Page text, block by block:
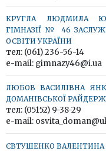
КРУГЛА ЛЮДМИЛА
ГІМНАЗІЇ № 46
ОСВІТИ УКРАЇНИ
тел: (061) 236-56-14
e-mail: gimnazy46@i.ua
ЛЮБОВ ВАСИЛІВНА
ДОМАНІВСЬКОЇ
тел: (05152) 9-38-29
e-mail:
ЄВТУШЕНКО ВАЛЕНТИНА